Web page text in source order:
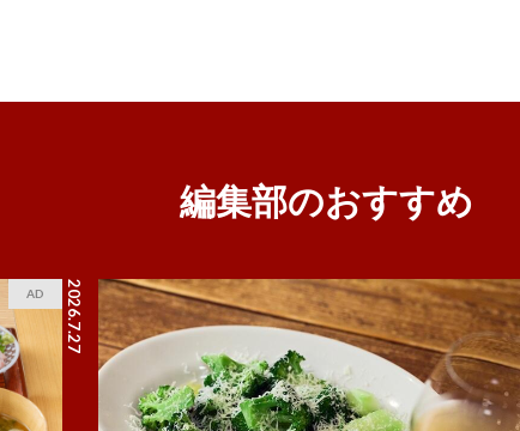
編集部のおすすめ
2026.7.27
AD